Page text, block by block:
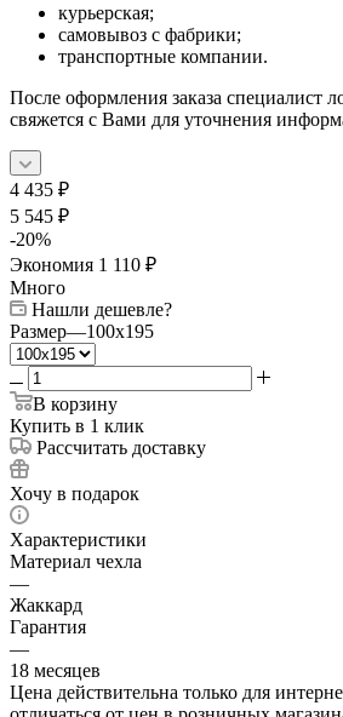
курьерская;
самовывоз с фабрики;
транспортные компании.
После оформления заказа специалист
свяжется с Вами для уточнения
4 435 ₽
5 545 ₽
-20%
Экономия 1 110 ₽
Много
Нашли дешевле?
Размер—100x195
В корзину
Купить в 1 клик
Рассчитать доставку
Хочу в подарок
Характеристики
Материал чехла
—
Жаккард
Гарантия
—
18 месяцев
Цена действительна только для